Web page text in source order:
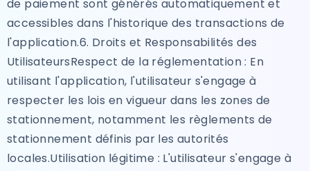
de paiement sont générés automatiquement et
accessibles dans l'historique des transactions de
l'application.6. Droits et Responsabilités des
UtilisateursRespect de la réglementation : En
utilisant l'application, l'utilisateur s'engage à
respecter les lois en vigueur dans les zones de
stationnement, notamment les règlements de
stationnement définis par les autorités
locales.Utilisation légitime : L'utilisateur s'engage à